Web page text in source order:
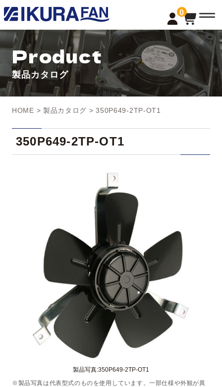
0
t
o
g
l
e
a
v
i
g
a
n
Product
製品カタログ
HOME > 製品カタログ > 350P649-2TP-OT1
350P649-2TP-OT1
製品写真:350P649-2TP-OT1
※製品写真は代表型式のものを使用しています。一部仕様や外観が異